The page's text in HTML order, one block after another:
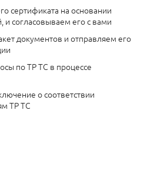
сертификата на основании
и согласовываем его с вами
документов и отправляем его
по ТР ТС в процессе
о соответствии
ТР ТС